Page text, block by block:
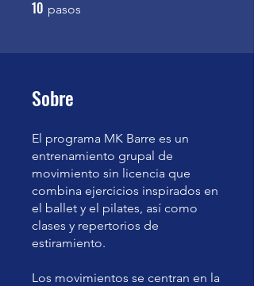
10 pasos
Sobre
El programa MK Barre es un
entrenamiento grupal de
movimiento sin licencia que
combina ejercicios inspirados en
el ballet y el pilates, así como
clases y repertorios de
estiramiento.
Los movimientos se centran en la